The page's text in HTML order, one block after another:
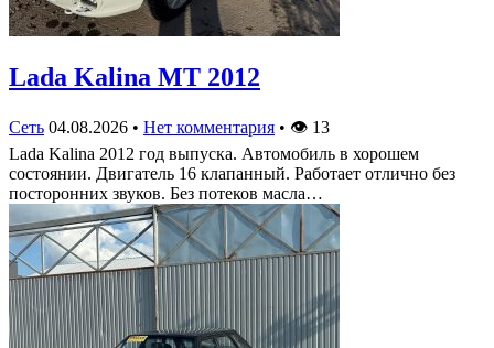
Lada Kalina МТ 2012
Сеть 04.08.2026 • Нет комментария • 👁 13
Lada Kalina 2012 год выпуска. Автомобиль в хорошем
состоянии. Двигатель 16 клапанный. Работает отлично без
посторонних звуков. Без потеков масла…